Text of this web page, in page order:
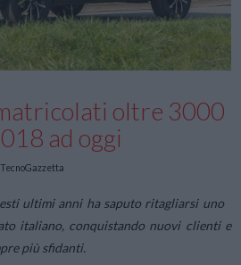
oltre 3000
ad oggi
ultimi anni ha saputo ritagliarsi uno
italiano, conquistando nuovi clienti e
più sfidanti.